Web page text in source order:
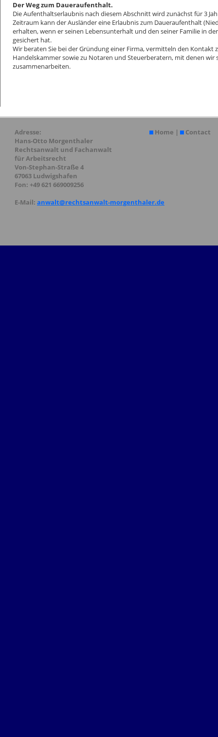
Der Weg zum Daueraufenthalt.
Die Aufenthaltserlaubnis nach diesem Abschnitt wird zunächst für 3
Zeitraum kann der Ausländer eine Erlaubnis zum Daueraufenthalt
erhalten, wenn er seinen Lebensunterhalt und den seiner Familie in
gesichert hat.
Wir beraten Sie bei der Gründung einer Firma, vermitteln den Kontakt
Handelskammer sowie zu Notaren und Steuerberatern, mit denen wir
zusammenarbeiten.
Home | Contact
Adresse:
Hans-Otto Morgenthaler
Rechtsanwalt und Fachanwalt
für Arbeitsrecht
Von-Stephan-Straße 4
67063 Ludwigshafen
Fon: +49 621 669009256
E-Mail: anwalt@rechtsanwalt-morgenthaler.de